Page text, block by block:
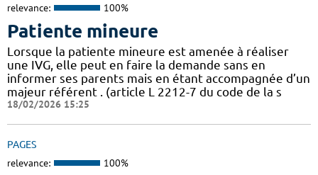
relevance: 100%
Patiente mineure
Lorsque la patiente mineure est amenée à réaliser
une IVG, elle peut en faire la demande sans en
informer ses parents mais en étant accompagnée d’un
majeur référent . (article L 2212-7 du code de la s
18/02/2026 15:25
PAGES
relevance: 100%